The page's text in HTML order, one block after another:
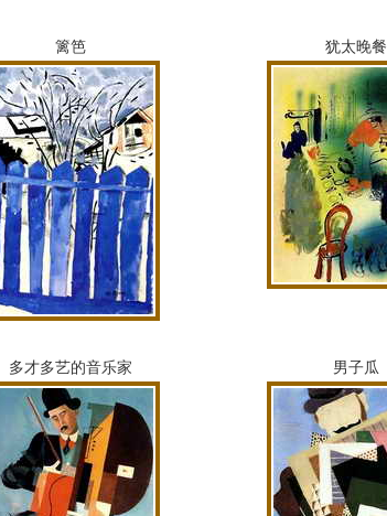
篱笆 犹太晚餐
多才多艺的音乐家 男子瓜